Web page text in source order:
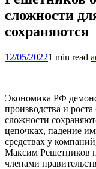
сложности
сохраняются
12/05/20221 min read
Экономика РФ
производства и
сложности
цепочках, падение
средствах у
Максим Решетников
членами